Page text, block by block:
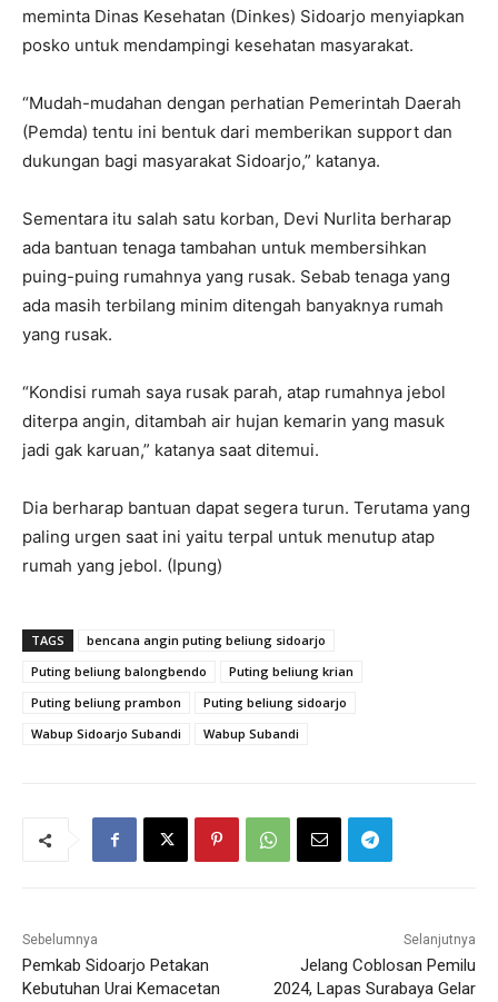
meminta Dinas Kesehatan (Dinkes) Sidoarjo menyiapkan
posko untuk mendampingi kesehatan masyarakat.
“Mudah-mudahan dengan perhatian Pemerintah Daerah
(Pemda) tentu ini bentuk dari memberikan support dan
dukungan bagi masyarakat Sidoarjo,” katanya.
Sementara itu salah satu korban, Devi Nurlita berharap
ada bantuan tenaga tambahan untuk membersihkan
puing-puing rumahnya yang rusak. Sebab tenaga yang
ada masih terbilang minim ditengah banyaknya rumah
yang rusak.
“Kondisi rumah saya rusak parah, atap rumahnya jebol
diterpa angin, ditambah air hujan kemarin yang masuk
jadi gak karuan,” katanya saat ditemui.
Dia berharap bantuan dapat segera turun. Terutama yang
paling urgen saat ini yaitu terpal untuk menutup atap
rumah yang jebol. (Ipung)
TAGS
bencana angin puting beliung sidoarjo
Puting beliung balongbendo
Puting beliung krian
Puting beliung prambon
Puting beliung sidoarjo
Wabup Sidoarjo Subandi
Wabup Subandi
Sebelumnya
Pemkab Sidoarjo Petakan
Kebutuhan Urai Kemacetan
Selanjutnya
Jelang Coblosan Pemilu
2024, Lapas Surabaya Gelar